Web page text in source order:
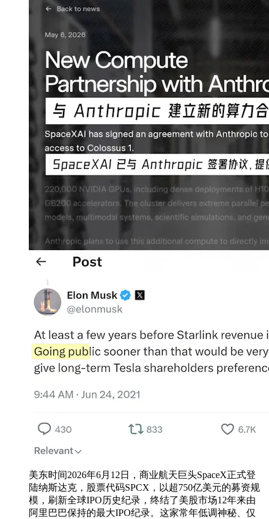
美东时间2026年6月12日，商业航天巨头SpaceX正式登
陆纳斯达克，股票代码SPCX，以超750亿美元的募资规
模，刷新全球IPO历史纪录，终结了美股市场12年来由
阿里巴巴保持的最大IPO纪录。这家常年低调神秘、仅